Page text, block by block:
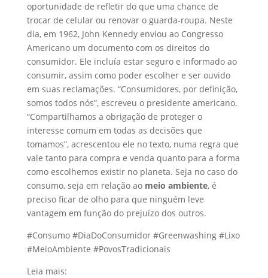
oportunidade de refletir do que uma chance de
trocar de celular ou renovar o guarda-roupa. Neste
dia, em 1962, John Kennedy enviou ao Congresso
Americano um documento com os direitos do
consumidor. Ele incluía estar seguro e informado ao
consumir, assim como poder escolher e ser ouvido
em suas reclamações. “Consumidores, por definição,
somos todos nós”, escreveu o presidente americano.
“Compartilhamos a obrigação de proteger o
interesse comum em todas as decisões que
tomamos”, acrescentou ele no texto, numa regra que
vale tanto para compra e venda quanto para a forma
como escolhemos existir no planeta. Seja no caso do
consumo, seja em relação ao meio ambiente, é
preciso ficar de olho para que ninguém leve
vantagem em função do prejuízo dos outros.
#Consumo #DiaDoConsumidor #Greenwashing #Lixo
#MeioAmbiente #PovosTradicionais
Leia mais: